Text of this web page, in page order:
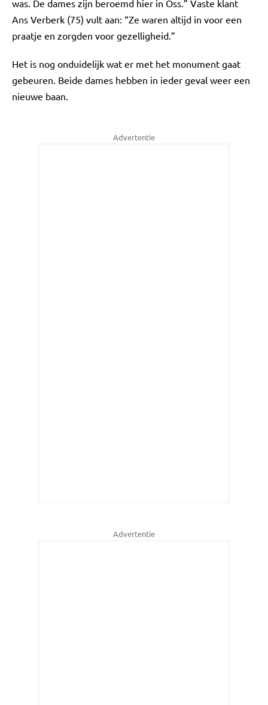
was. De dames zijn beroemd hier in Oss.” Vaste klant
Ans Verberk (75) vult aan: “Ze waren altijd in voor een
praatje en zorgden voor gezelligheid.”
Het is nog onduidelijk wat er met het monument gaat
gebeuren. Beide dames hebben in ieder geval weer een
nieuwe baan.
Advertentie
Advertentie